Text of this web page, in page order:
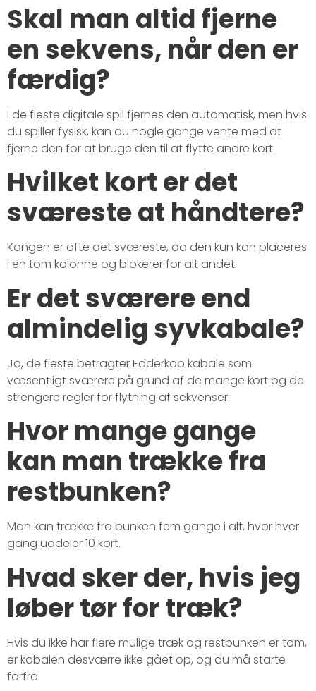
Skal man altid fjerne
en sekvens, når den er
færdig?
I de fleste digitale spil fjernes den automatisk, men hvis
du spiller fysisk, kan du nogle gange vente med at
fjerne den for at bruge den til at flytte andre kort.
Hvilket kort er det
sværeste at håndtere?
Kongen er ofte det sværeste, da den kun kan placeres
i en tom kolonne og blokerer for alt andet.
Er det sværere end
almindelig syvkabale?
Ja, de fleste betragter Edderkop kabale som
væsentligt sværere på grund af de mange kort og de
strengere regler for flytning af sekvenser.
Hvor mange gange
kan man trække fra
restbunken?
Man kan trække fra bunken fem gange i alt, hvor hver
gang uddeler 10 kort.
Hvad sker der, hvis jeg
løber tør for træk?
Hvis du ikke har flere mulige træk og restbunken er tom,
er kabalen desværre ikke gået op, og du må starte
forfra.